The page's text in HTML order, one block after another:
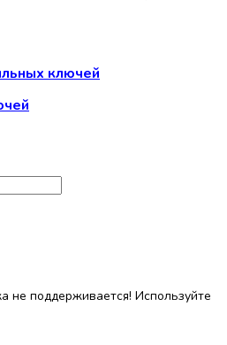
ключей
не поддерживается! Используйте